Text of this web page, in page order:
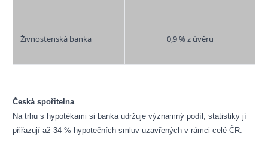
Živnostenská banka 0,9 % z úvěru
Česká spořitelna
Na trhu s hypotékami si banka udržuje významný podíl, statistiky jí
přiřazují až 34 % hypotečních smluv uzavřených v rámci celé ČR.